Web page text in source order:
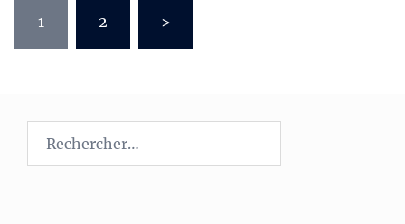
des
publications
1 2 >